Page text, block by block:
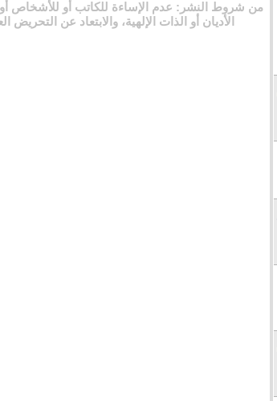
من شروط النشر: عدم الإساءة للكاتب أو للأشخاص
الأديان أو الذات الإلهية، والابتعاد عن التحريض